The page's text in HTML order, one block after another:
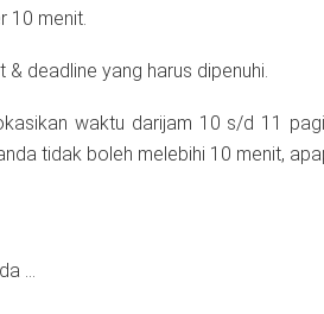
10 menit.
deadline yang harus dipenuhi.
waktu darijam 10 s/d 11
tidak boleh melebihi 10 menit,
…